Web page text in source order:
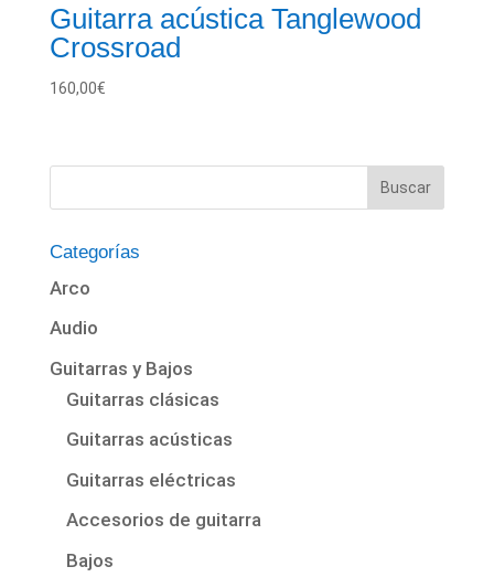
Guitarra acústica Tanglewood
Crossroad
160,00€
Categorías
Arco
Audio
Guitarras y Bajos
Guitarras clásicas
Guitarras acústicas
Guitarras eléctricas
Accesorios de guitarra
Bajos